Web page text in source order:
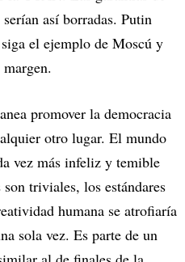
así borradas. Putin
el ejemplo de Moscú y
promover la democracia
otro lugar. El mundo
vez más infeliz y temible
triviales, los estándares
humana se atrofiaría
sola vez. Es parte de un